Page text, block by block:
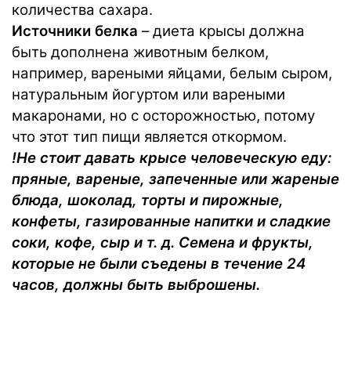
количества сахара.
Источники белка – диета крысы должна
быть дополнена животным белком,
например, вареными яйцами, белым сыром,
натуральным йогуртом или вареными
макаронами, но с осторожностью, потому
что этот тип пищи является откормом.
!Не стоит давать крысе человеческую еду:
пряные, вареные, запеченные или жареные
блюда, шоколад, торты и пирожные,
конфеты, газированные напитки и сладкие
соки, кофе, сыр и т. д. Семена и фрукты,
которые не были съедены в течение 24
часов, должны быть выброшены.